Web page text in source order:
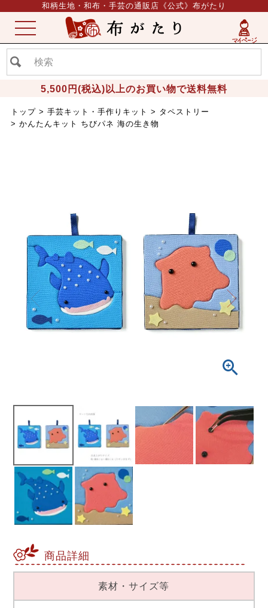
和柄生地・和布・手芸の通販店《公式》布がたり
5,500円(税込)以上のお買い物で送料無料
ME
NU
トップ 手芸キット・手作りキット
タペストリー
かんたんキット ちびパネ 海の生き物
商品詳細
素材・サイズ等